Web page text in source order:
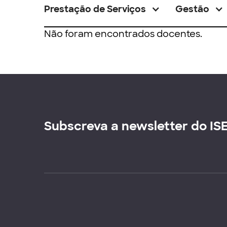
Prestação de Serviços Gestão
Não foram encontrados docentes.
Subscreva a newsletter do